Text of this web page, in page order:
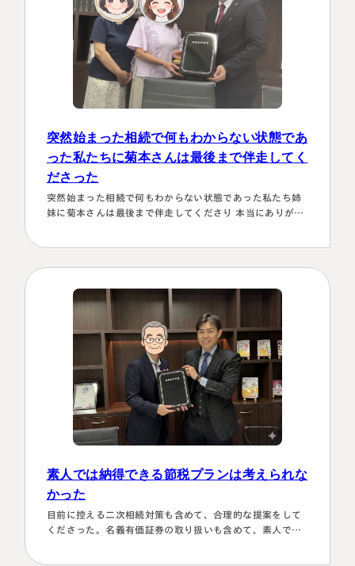
知県名古屋市中村区名駅三丁目28
名古屋ビルヂング25階
埼玉県さいたま市大宮区桜木町一丁目
195番地1
大宮ソラミチKOZ4階
Access
突然始まった相続で何もわからない状態であ
った私たちに菊本さんは最後まで伴走してく
ださった
突然始まった相続で何もわからない状態であった私たち姉
妹に菊本さんは最後まで伴走してくださり 本当にありがた
ルでも電話 すぐに教えてくださり、無事納税を済ませるこ
とができほっとしていま…
素人では納得できる節税プランは考えられな
かった
目前に控える二次相続対策も含めて、合理的な提案をして
くださった。名義有価証券の取り扱いも含めて、素人では